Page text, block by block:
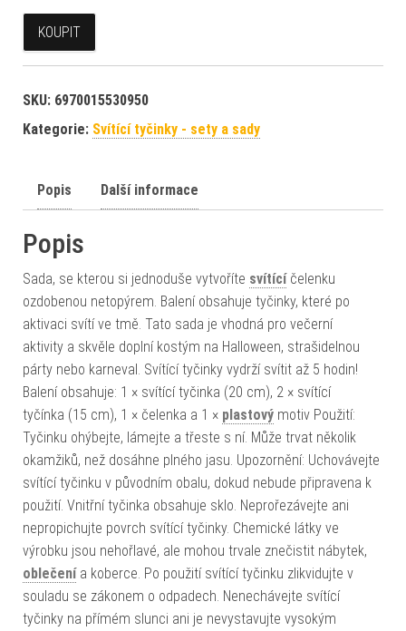
KOUPIT
SKU: 6970015530950
Kategorie: Svítící tyčinky - sety a sady
Popis Další informace
Popis
Sada, se kterou si jednoduše vytvoříte svítícíčelenku
ozdobenou netopýrem. Balení obsahuje tyčinky, které po
aktivaci svítí ve tmě. Tato sada je vhodná pro večerní
aktivity a skvěle doplní kostým na Halloween, strašidelnou
párty nebo karneval. Svítící tyčinky vydrží svítit až 5 hodin!
Balení obsahuje: 1 × svítící tyčinka (20 cm), 2 × svítící
tyčínka (15 cm), 1 × čelenka a 1 × plastový motiv Použití:
Tyčinku ohýbejte, lámejte a třeste s ní. Může trvat několik
okamžiků, než dosáhne plného jasu. Upozornění: Uchovávejte
svítící tyčinku v původním obalu, dokud nebude připravena k
použití. Vnitřní tyčinka obsahuje sklo. Neprořezávejte ani
nepropichujte povrch svítící tyčinky. Chemické látky ve
výrobku jsou nehořlavé, ale mohou trvale znečistit nábytek,
oblečenía koberce. Po použití svítící tyčinku zlikvidujte v
souladu se zákonem o odpadech. Nenechávejte svítící
tyčinky na přímém slunci ani je nevystavujte vysokým